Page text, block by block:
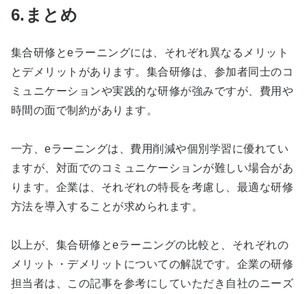
6.まとめ
集合研修とeラーニングには、それぞれ異なるメリット
とデメリットがあります。集合研修は、参加者同士のコ
ミュニケーションや実践的な研修が強みですが、費用や
時間の面で制約があります。
一方、eラーニングは、費用削減や個別学習に優れてい
ますが、対面でのコミュニケーションが難しい場合があ
ります。企業は、それぞれの特長を考慮し、最適な研修
方法を導入することが求められます。
以上が、集合研修とeラーニングの比較と、それぞれの
メリット・デメリットについての解説です。企業の研修
担当者は、この記事を参考にしていただき自社のニーズ